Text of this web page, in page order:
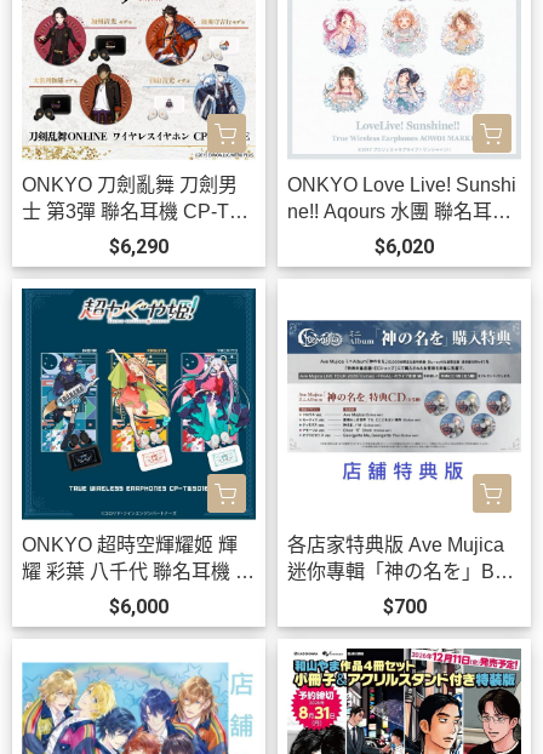
ONKYO 刀劍亂舞 刀劍男
士 第3彈 聯名耳機 CP-TW
S01E 附:束口袋【跨境】0
923*12月上旬發售!
$6,290
ONKYO Love Live! Sunshi
ne!! Aqours 水團 聯名耳機
AOW01 MARKⅡ【跨境】
0923 *12月上旬發售!
$6,020
ONKYO 超時空輝耀姬 輝
耀 彩葉 八千代 聯名耳機 C
P-TWS01E【跨境】0826*
11月中旬發售!
$6,000
各店家特典版 Ave Mujica
迷你專輯「神の名を」Ban
G Dream! *10/21發售! 早期
0903
$700